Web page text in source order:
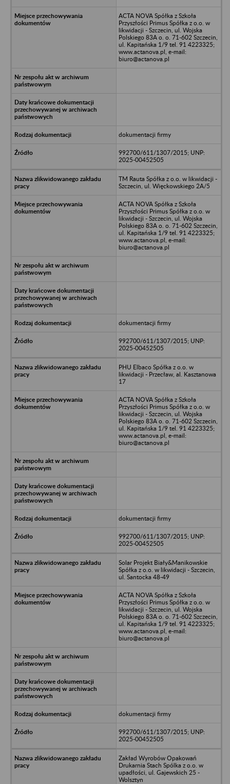
ACTA NOVA Spółka z Szkoła
Przyszłości Primus Spółka z o.o. w
likwidacji - Szczecin, ul. Wojska
Polskiego 83A o. o. 71-602 Szczecin,
ul. Kapitańska 1/9 tel. 91 4223325;
www.actanova.pl, e-mail:
biuro@actanova.pl
dokumentacji firmy
992700/611/1307/2015; UNP:
2025-00452505
TM Rauta Spółka z o.o. w likwidacji -
Szczecin, ul. Więckowskiego 2A/5
ACTA NOVA Spółka z Szkoła
Przyszłości Primus Spółka z o.o. w
likwidacji - Szczecin, ul. Wojska
Polskiego 83A o. o. 71-602 Szczecin,
ul. Kapitańska 1/9 tel. 91 4223325;
www.actanova.pl, e-mail:
biuro@actanova.pl
dokumentacji firmy
992700/611/1307/2015; UNP:
2025-00452505
PHU Elbaco Spółka z o.o. w
likwidacji - Przecław, al. Kasztanowa
17
ACTA NOVA Spółka z Szkoła
Przyszłości Primus Spółka z o.o. w
likwidacji - Szczecin, ul. Wojska
Polskiego 83A o. o. 71-602 Szczecin,
ul. Kapitańska 1/9 tel. 91 4223325;
www.actanova.pl, e-mail:
biuro@actanova.pl
dokumentacji firmy
992700/611/1307/2015; UNP:
2025-00452505
Solar Projekt Biały&Manikowskie
Spółka z o.o. w likwidacji - Szczecin,
ul. Santocka 48-49
ACTA NOVA Spółka z Szkoła
Przyszłości Primus Spółka z o.o. w
likwidacji - Szczecin, ul. Wojska
Polskiego 83A o. o. 71-602 Szczecin,
ul. Kapitańska 1/9 tel. 91 4223325;
www.actanova.pl, e-mail:
biuro@actanova.pl
dokumentacji firmy
992700/611/1307/2015; UNP:
2025-00452505
Zakład Wyrobów Opakowań
Drukarnia Stach Spólka z o.o. w
upadłości, ul. Gajewskich 25 -
Wolsztyn